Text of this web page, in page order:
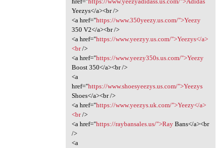
Yeezys</a><br />
<a href="https://www.350yeezy.us.com/">Yeezy
350 V2</a><br />
<a href="https://www.yeezyy.us.com/">Yeezys</a>
<br/>
<a href="https://www.yeezy350s.us.com/">Yeezy
Boost 350</a><br />
<a
href="https://www.shoesyeezys.us.com/">Yeezys
Shoes</a><br />
<a href="https://www.yeezys.uk.com/">Yeezy</a>
<br/>
<a href="https://raybansales.us/">RayBans</a><br
/>
<a